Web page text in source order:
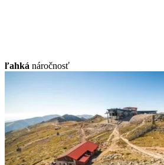
ľahká náročnosť